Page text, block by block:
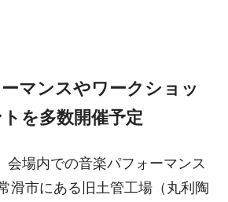
マンスやワークショッ
を多数開催予定
会場内での音楽パフォーマンス
滑市にある旧土管工場（丸利陶